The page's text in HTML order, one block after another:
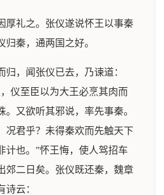
厚礼之。张仪遂说怀王以事秦
归秦，通两国之好。
归，闻张仪已去，乃谏道：
仪至臣以为大王必烹其肉而
。又欲听其邪说，率先事秦。
况君乎？未得秦欢而先触天下
计也。”怀王悔，使人驾招车
郊二日矣。张仪既还秦，魏章
诗云：